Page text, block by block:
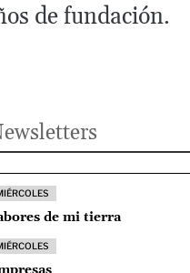
de fundación.
de mi tierra